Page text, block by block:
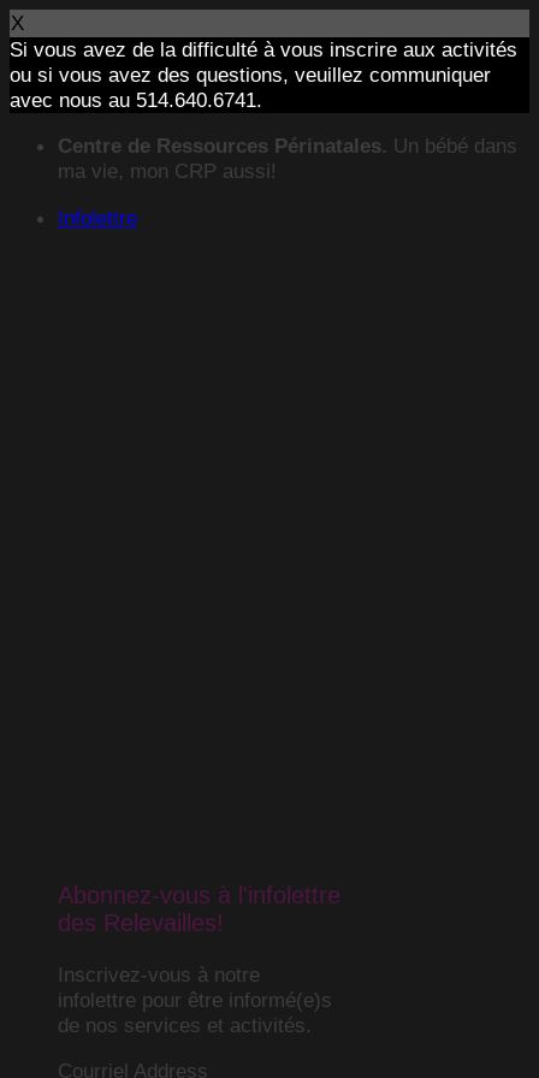
X
Si vous avez de la difficulté à vous inscrire aux activités
ou si vous avez des questions, veuillez communiquer
avec nous au 514.640.6741.
contenu
Centre de Ressources Périnatales. Un bébé dans
ma vie, mon CRP aussi!
Infolettre
Abonnez-vous à l'infolettre
des Relevailles!
Inscrivez-vous à notre
infolettre pour être informé(e)s
de nos services et activités.
Courriel Address